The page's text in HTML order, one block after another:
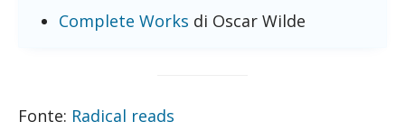
Complete Works di Oscar Wilde
Fonte: Radical reads